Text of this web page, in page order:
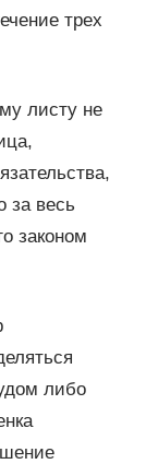
трех
листу не
за весь
законом
либо